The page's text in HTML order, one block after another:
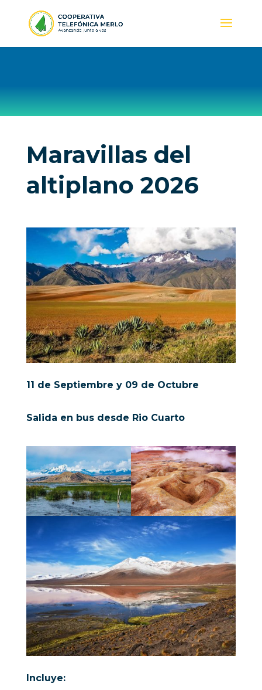
Maravillas del
altiplano 2026
11 de Septiembre y 09 de Octubre
Salida en bus desde Rio Cuarto
Incluye: